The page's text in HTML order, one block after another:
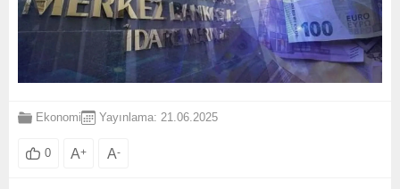
Ekonomi Yayınlama: 21.06.2025
0 A+ A-